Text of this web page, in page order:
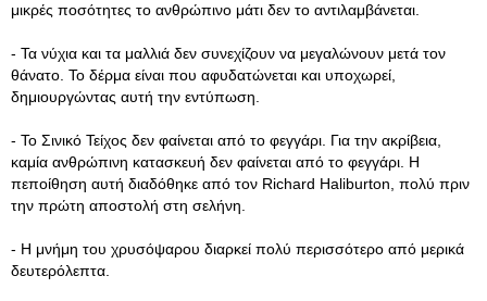
μικρές ποσότητες το ανθρώπινο μάτι δεν το αντιλαμβάνεται.
- Τα νύχια και τα μαλλιά δεν συνεχίζουν να μεγαλώνουν μετά τον
θάνατο. Το δέρμα είναι που αφυδατώνεται και υποχωρεί,
δημιουργώντας αυτή την εντύπωση.
- Το Σινικό Τείχος δεν φαίνεται από το φεγγάρι. Για την ακρίβεια,
καμία ανθρώπινη κατασκευή δεν φαίνεται από το φεγγάρι. Η
πεποίθηση αυτή διαδόθηκε από τον Richard Haliburton, πολύ πριν
την πρώτη αποστολή στη σελήνη.
- Η μνήμη του χρυσόψαρου διαρκεί πολύ περισσότερο από μερικά
δευτερόλεπτα.